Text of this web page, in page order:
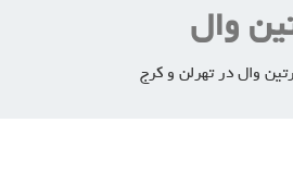
وال
وال در تهرلن و کرج